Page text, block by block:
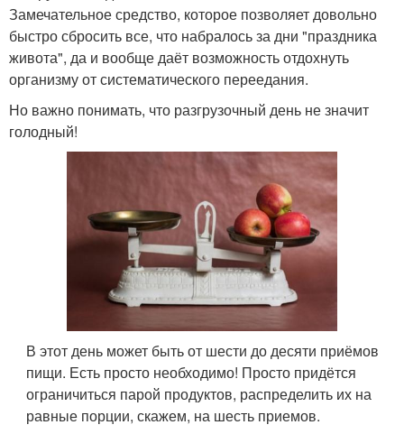
Замечательное средство, которое позволяет довольно
быстро сбросить все, что набралось за дни "праздника
живота", да и вообще даёт возможность отдохнуть
организму от систематического переедания.
Но важно понимать, что разгрузочный день не значит
голодный!
В этот день может быть от шести до десяти приёмов
пищи. Есть просто необходимо! Просто придётся
ограничиться парой продуктов, распределить их на
равные порции, скажем, на шесть приемов.